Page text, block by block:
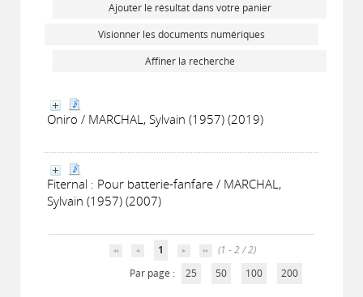
Ajouter le résultat dans votre panier
Visionner les documents numériques
Affiner la recherche
Oniro / MARCHAL, Sylvain (1957) (2019)
Fiternal : Pour batterie-fanfare / MARCHAL,
Sylvain (1957) (2007)
1
(1 - 2 / 2)
Par page :
25 50 100 200